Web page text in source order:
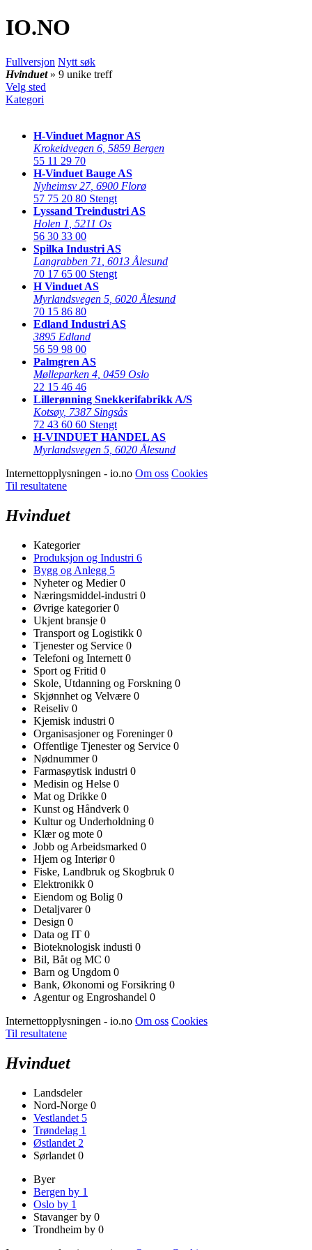
IO.NO
Fullversjon Nytt søk
Hvinduet » 9 unike treff
Velg sted
Kategori
H-Vinduet Magnor AS
Krokeidvegen 6 5859 Bergen
55 11 29 70
H-Vinduet Bauge AS
Nyheimsv 27, 6900 Florø
57 75 20 80 Stengt
Lyssand Treindustri AS
Holen 1 5211 Os
56 30 33 00
Spilka Industri AS
Langrabben 71 6013 Ålesund
70 17 65 00 Stengt
H Vinduet AS
Myrlandsvegen 5 6020 Ålesund
70 15 86 80
Edland Industri AS
3895 Edland
56 59 98 00
Palmgren AS
Mølleparken 4 0459 Oslo
22 15 46 46
Lillerønning Snekkerifabrikk A/S
Kotsøy, 7387 Singsås
72 43 60 60 Stengt
H-VINDUET HANDEL AS
Myrlandsvegen 5 6020 Ålesund
Internettopplysningen - io.no Om oss Cookies
Til resultatene
Hvinduet
Kategorier
Produksjon og Industri 6
Bygg og Anlegg 5
Nyheter og Medier0
Næringsmiddel-industri 0
Øvrige kategorier0
Ukjent bransje 0
Transport og Logistikk 0
Tjenester og Service 0
Telefoni og Internett 0
Sport og Fritid 0
Skole, Utdanning og Forskning 0
Skjønnhet og Velvære 0
Reiseliv 0
Kjemisk industri 0
Organisasjoner og Foreninger0
Offentlige Tjenester og Service 0
Nødnummer0
Farmasøytisk industri 0
Medisin og Helse 0
Mat og Drikke 0
Kunst og Håndverk 0
Kultur og Underholdning 0
Klær og mote 0
Jobb og Arbeidsmarked 0
Hjem og Interiør0
Fiske, Landbruk og Skogbruk 0
Elektronikk 0
Eiendom og Bolig 0
Detaljvarer0
Design 0
Data og IT 0
Bioteknologisk industi 0
Bil, Båt og MC 0
Barn og Ungdom 0
Bank, Økonomi og Forsikring 0
Agentur og Engroshandel 0
Internettopplysningen - io.no Om oss Cookies
Til resultatene
Hvinduet
Landsdeler
Nord-Norge 0
Vestlandet 5
Trøndelag 1
Østlandet 2
Sørlandet 0
Byer
Bergen by 1
Oslo by 1
Stavanger by 0
Trondheim by 0